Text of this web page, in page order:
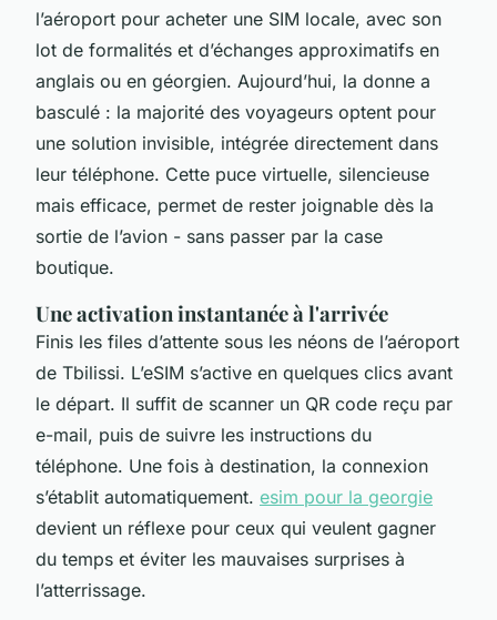
l’aéroport pour acheter une SIM locale, avec son
lot de formalités et d’échanges approximatifs en
anglais ou en géorgien. Aujourd’hui, la donne a
basculé : la majorité des voyageurs optent pour
une solution invisible, intégrée directement dans
leur téléphone. Cette puce virtuelle, silencieuse
mais efficace, permet de rester joignable dès la
sortie de l’avion - sans passer par la case
boutique.
Une activation instantanée à l'arrivée
Finis les files d’attente sous les néons de l’aéroport
de Tbilissi. L’eSIM s’active en quelques clics avant
le départ. Il suffit de scanner un QR code reçu par
e-mail, puis de suivre les instructions du
téléphone. Une fois à destination, la connexion
s’établit automatiquement. esim pour la georgie
devient un réflexe pour ceux qui veulent gagner
du temps et éviter les mauvaises surprises à
l’atterrissage.